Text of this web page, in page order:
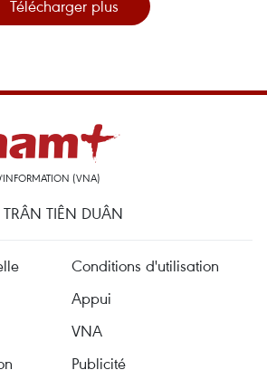
Télécharger plus
(VNA)
TIÊN DUÂN
Conditions d'utilisation
Appui
VNA
Publicité